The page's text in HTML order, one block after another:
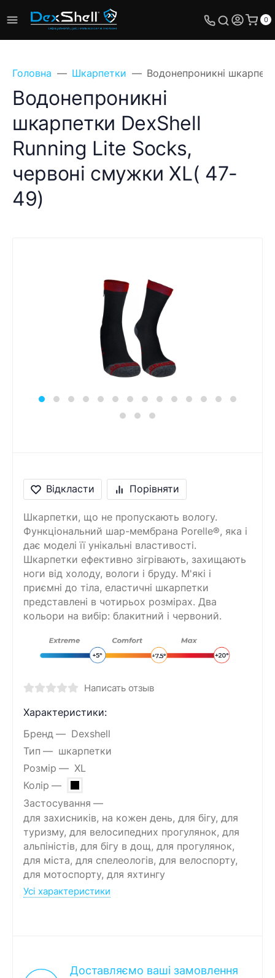
0
Головна Шкарпетки Водонепроникні
Водонепроникні
шкарпетки DexShell
Running Lite Socks,
червоні смужки XL( 47-
49)
Відкласти Порівняти
Шкарпетки, що не пропускають вологу.
Функціональний шар-мембрана Porelle®, яка і
дає моделі її унікальні властивості.
Шкарпетки ефективно зігрівають, захищають
ноги від холоду, вологи і бруду. М'які і
приємні до тіла, еластичні шкарпетки
представлені в чотирьох розмірах. Два
кольори на вибір: блакитний і червоний.
Написать отзыв
Характеристики:
Бренд
Dexshell
Тип
шкарпетки
Розмір
XL
Колір
Застосування
для захисників, на кожен день, для бігу, для
туризму, для велосипедних прогулянок, для
альпіністів, для бігу в дощ, для прогулянок,
для міста, для спелеологів, для велоспорту,
для мотоспорту, для яхтингу
Усі характеристики
Доставляємо ваші замовлення